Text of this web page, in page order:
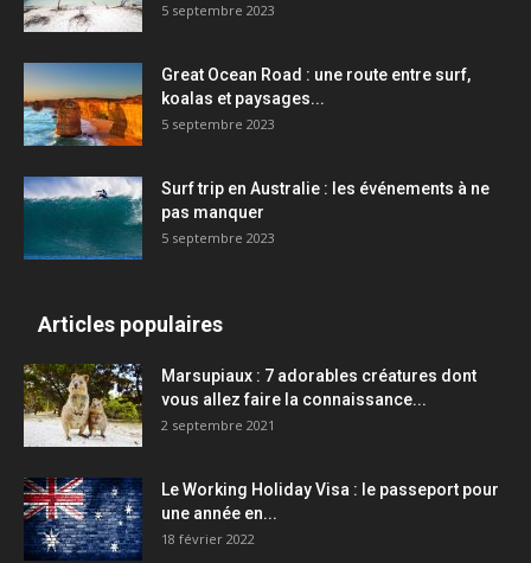
5 septembre 2023
Great Ocean Road : une route entre surf,
koalas et paysages...
5 septembre 2023
Surf trip en Australie : les événements à ne
pas manquer
5 septembre 2023
Articles populaires
Marsupiaux : 7 adorables créatures dont
vous allez faire la connaissance...
2 septembre 2021
Le Working Holiday Visa : le passeport pour
une année en...
18 février 2022